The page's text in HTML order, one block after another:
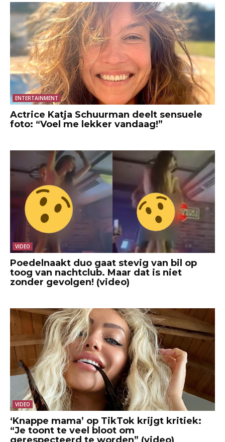
ENTERTAINMENT
Actrice Katja Schuurman deelt sensuele
foto: “Voel me lekker vandaag!”
VIDEO
Poedelnaakt duo gaat stevig van bil op
toog van nachtclub. Maar dat is niet
zonder gevolgen! (video)
VIDEO
‘Knappe mama’ op TikTok krijgt kritiek:
“Je toont te veel bloot om